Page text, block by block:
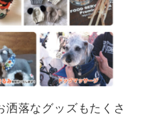
落なグッズもたくさ